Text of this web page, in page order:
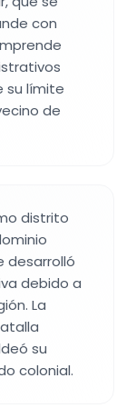
con
su límite
de
distrito
desarrolló
debido a
La
su
colonial.